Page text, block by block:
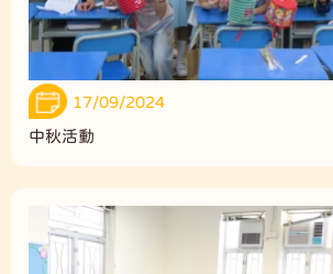
17/09/2024
中秋活動